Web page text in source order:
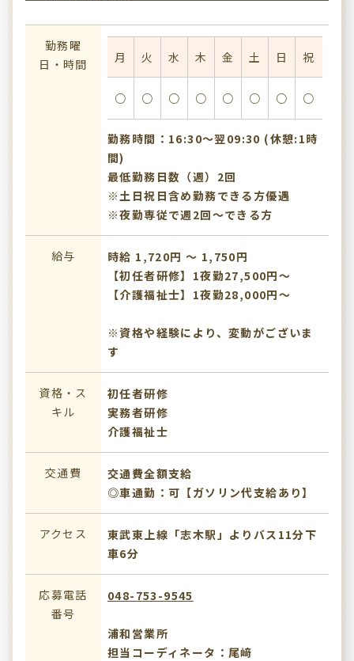
勤務曜
日・時間
月 火 水 木 金 土 日 祝
○ ○ ○ ○ ○ ○ ○ ○
勤務時間：16:30〜翌09:30 (休憩:1時
間)
最低勤務日数（週）2回
※土日祝日含め勤務できる方優遇
※夜勤専従で週2回～できる方
給与
時給 1,720円 〜 1,750円
【初任者研修】1夜勤27,500円～
【介護福祉士】1夜勤28,000円～
※資格や経験により、変動がございま
す
資格・ス
キル
初任者研修
実務者研修
介護福祉士
交通費
交通費全額支給
◎車通勤：可【ガソリン代支給あり】
アクセス
東武東上線「志木駅」よりバス11分下
車6分
応募電話
番号
048-753-9545
浦和営業所
担当コーディネータ：尾﨑